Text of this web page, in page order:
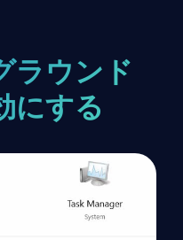
ラウンド
にする